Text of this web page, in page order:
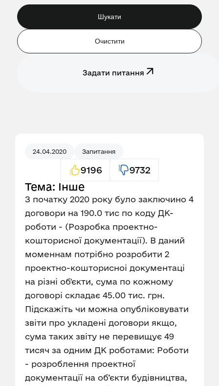
Шукати
Очистити
Задати питання
24.04.2020 Запитання
9196 9732
Тема: Інше
З початку 2020 року було заключино 4
договори на 190.0 тис по коду ДК-
роботи - (Розробка проектно-
кошторисної документації). В даний
моменнам потрібно розробити 2
проектно-кошторисноі документаці
на різні об'єкти, сума по кожному
договорі складає 45.00 тис. грн.
Підскажіть чи можна опубліковувати
звіти про укладені договори якщо,
сума таких звіту не перевищує 49
тисяч за одним ДК роботами: Роботи
- розроблення проектної
документації на об’єкти будівництва,